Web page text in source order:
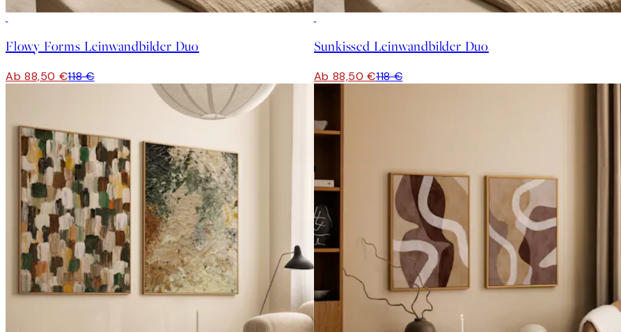
Flowy Forms Leinwandbilder Duo
Ab 88,50 €118 €
Sunkissed Leinwandbilder Duo
Ab 88,50 €118 €